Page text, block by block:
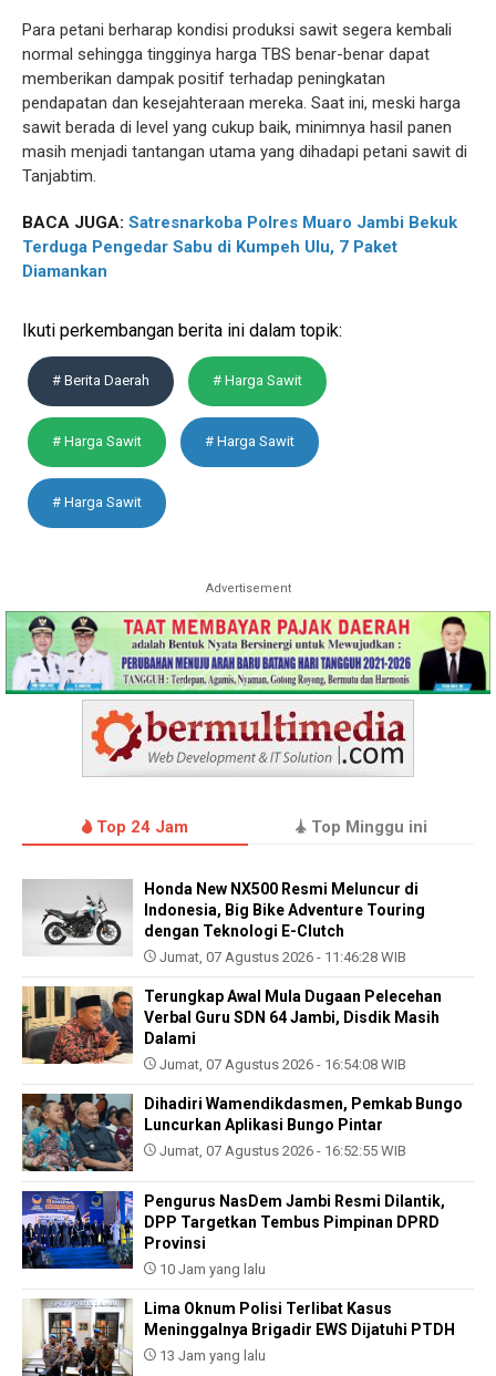
Para petani berharap kondisi produksi sawit segera kembali
normal sehingga tingginya harga TBS benar-benar dapat
memberikan dampak positif terhadap peningkatan
pendapatan dan kesejahteraan mereka. Saat ini, meski harga
sawit berada di level yang cukup baik, minimnya hasil panen
masih menjadi tantangan utama yang dihadapi petani sawit di
Tanjabtim.
BACA JUGA: Satresnarkoba Polres Muaro Jambi Bekuk
Terduga Pengedar Sabu di Kumpeh Ulu, 7 Paket
Diamankan
Ikuti perkembangan berita ini dalam topik:
# Berita Daerah # Harga Sawit
# Harga Sawit # Harga Sawit
# Harga Sawit
Advertisement
Top 24 Jam Top Minggu ini
Honda New NX500 Resmi Meluncur di
Indonesia, Big Bike Adventure Touring
dengan Teknologi E-Clutch
Jumat, 07 Agustus 2026 - 11:46:28 WIB
Terungkap Awal Mula Dugaan Pelecehan
Verbal Guru SDN 64 Jambi, Disdik Masih
Dalami
Jumat, 07 Agustus 2026 - 16:54:08 WIB
Dihadiri Wamendikdasmen, Pemkab Bungo
Luncurkan Aplikasi Bungo Pintar
Jumat, 07 Agustus 2026 - 16:52:55 WIB
Pengurus NasDem Jambi Resmi Dilantik,
DPP Targetkan Tembus Pimpinan DPRD
Provinsi
10 Jam yang lalu
Lima Oknum Polisi Terlibat Kasus
Meninggalnya Brigadir EWS Dijatuhi PTDH
13 Jam yang lalu